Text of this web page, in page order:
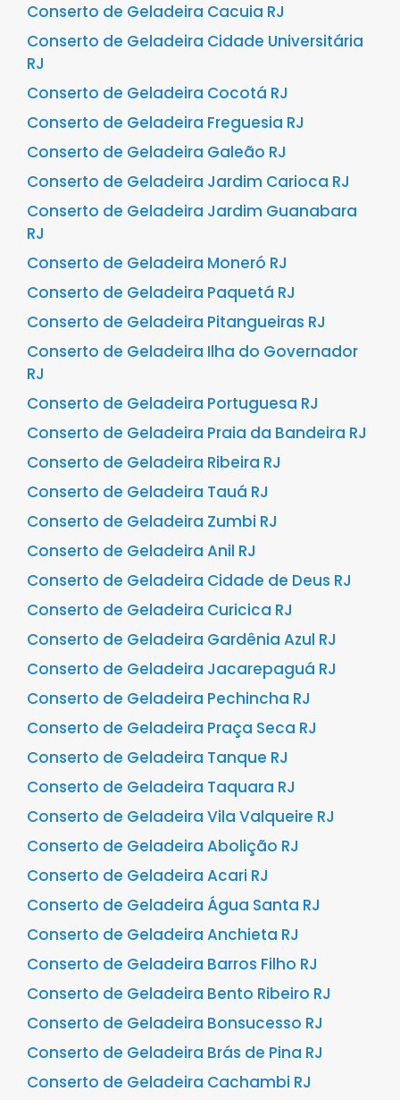
Conserto de Geladeira Cacuia RJ
Conserto de Geladeira Cidade Universitária
RJ
Conserto de Geladeira Cocotá RJ
Conserto de Geladeira Freguesia RJ
Conserto de Geladeira Galeão RJ
Conserto de Geladeira Jardim Carioca RJ
Conserto de Geladeira Jardim Guanabara
RJ
Conserto de Geladeira Moneró RJ
Conserto de Geladeira Paquetá RJ
Conserto de Geladeira Pitangueiras RJ
Conserto de Geladeira Ilha do Governador
RJ
Conserto de Geladeira Portuguesa RJ
Conserto de Geladeira Praia da Bandeira RJ
Conserto de Geladeira Ribeira RJ
Conserto de Geladeira Tauá RJ
Conserto de Geladeira Zumbi RJ
Conserto de Geladeira Anil RJ
Conserto de Geladeira Cidade de Deus RJ
Conserto de Geladeira Curicica RJ
Conserto de Geladeira Gardênia Azul RJ
Conserto de Geladeira Jacarepaguá RJ
Conserto de Geladeira Pechincha RJ
Conserto de Geladeira Praça Seca RJ
Conserto de Geladeira Tanque RJ
Conserto de Geladeira Taquara RJ
Conserto de Geladeira Vila Valqueire RJ
Conserto de Geladeira Abolição RJ
Conserto de Geladeira Acari RJ
Conserto de Geladeira Água Santa RJ
Conserto de Geladeira Anchieta RJ
Conserto de Geladeira Barros Filho RJ
Conserto de Geladeira Bento Ribeiro RJ
Conserto de Geladeira Bonsucesso RJ
Conserto de Geladeira Brás de Pina RJ
Conserto de Geladeira Cachambi RJ